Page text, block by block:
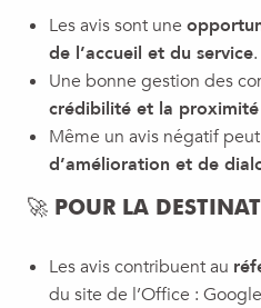
Les avis sont une
de l’accueil et du service.
Une bonne gestion des
crédibilité et la proximité
Même un avis négatif
d’amélioration et de
🚀 POUR LA
Les avis contribuent au
du site de l’Office :